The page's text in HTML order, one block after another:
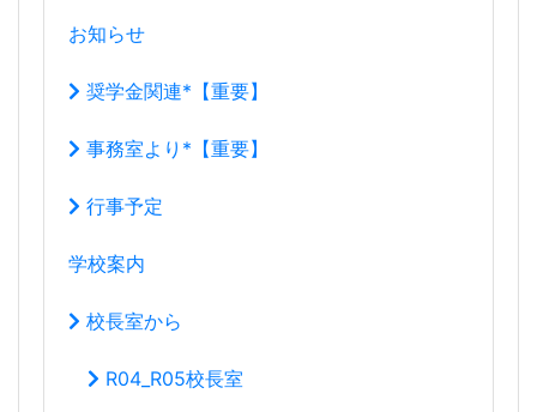
お知らせ
奨学金関連*【重要】
事務室より*【重要】
行事予定
学校案内
校長室から
R04_R05校長室